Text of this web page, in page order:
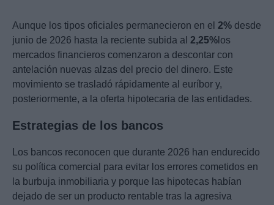
Aunque los tipos oficiales permanecieron en el 2% desde
junio de 2026 hasta la reciente subida al 2,25% los
mercados financieros comenzaron a descontar con
antelación nuevas alzas del precio del dinero. Este
movimiento se trasladó rápidamente al euríbor y,
posteriormente, a la oferta hipotecaria de las entidades.
Estrategias de los bancos
Los bancos reconocen que durante 2026 han endurecido
su política comercial para evitar los errores cometidos en
la burbuja inmobiliaria y porque las hipotecas habían
dejado de ser un producto rentable tras la agresiva